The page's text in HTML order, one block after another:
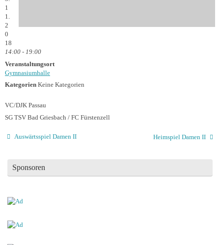
1
1.
2
0
18
14:00 - 19:00
Veranstaltungsort
Gymnasiumhalle
Kategorien Keine Kategorien
VC/DJK Passau
SG TSV Bad Griesbach / FC Fürstenzell
Auswärtsspiel Damen II Heimspiel Damen II
Sponsoren